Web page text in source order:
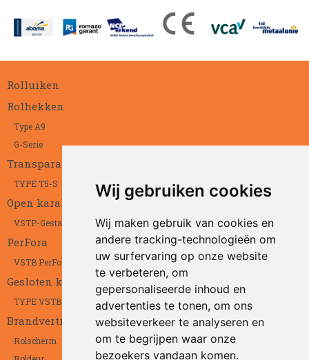
Wij gebruiken cookies
Wij maken gebruik van cookies en
andere tracking-technologieën om
uw surfervaring op onze website
te verbeteren, om
gepersonaliseerde inhoud en
advertenties te tonen, om ons
websiteverkeer te analyseren en
om te begrijpen waar onze
bezoekers vandaan komen.
Rolluiken
Rolhekken
Type A9
G-Serie
Transparant
TYPE T5-S
Open karakter
VSTP-Gestanst
PerFora
VSTB PerFora
Gesloten karakter
TYPE VSTB
Brandvertragend
Rolscherm